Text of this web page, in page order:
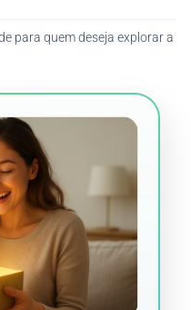
I
I
para quem deseja explorar a